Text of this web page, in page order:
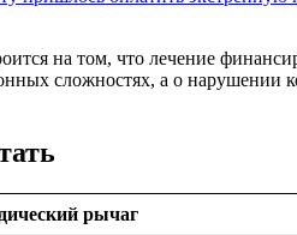
на том, что лечение
сложностях, а о нарушении
рычаг